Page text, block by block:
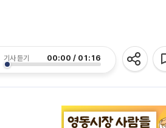
기사 듣기 00:00 / 01:16